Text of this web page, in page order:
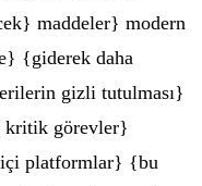
maddeler} modern
{giderek daha
gizli tutulması}
kritik görevler}
platformlar} {bu